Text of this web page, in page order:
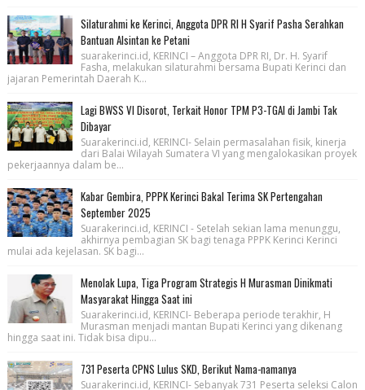
Silaturahmi ke Kerinci, Anggota DPR RI H Syarif Pasha Serahkan
Bantuan Alsintan ke Petani
suarakerinci.id, KERINCI – Anggota DPR RI, Dr. H. Syarif
Fasha, melakukan silaturahmi bersama Bupati Kerinci dan
jajaran Pemerintah Daerah K...
Lagi BWSS VI Disorot, Terkait Honor TPM P3-TGAI di Jambi Tak
Dibayar
Suarakerinci.id, KERINCI- Selain permasalahan fisik, kinerja
dari Balai Wilayah Sumatera VI yang mengalokasikan proyek
pekerjaannya dalam be...
Kabar Gembira, PPPK Kerinci Bakal Terima SK Pertengahan
September 2025
Suarakerinci.id, KERINCI - Setelah sekian lama menunggu,
akhirnya pembagian SK bagi tenaga PPPK Kerinci Kerinci
mulai ada kejelasan. SK bagi...
Menolak Lupa, Tiga Program Strategis H Murasman Dinikmati
Masyarakat Hingga Saat ini
Suarakerinci.id, KERINCI- Beberapa periode terakhir, H
Murasman menjadi mantan Bupati Kerinci yang dikenang
hingga saat ini. Tidak bisa dipu...
731 Peserta CPNS Lulus SKD, Berikut Nama-namanya
Suarakerinci.id, KERINCI- Sebanyak 731 Peserta seleksi Calon